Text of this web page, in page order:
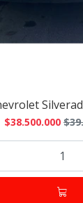
$38.500.000